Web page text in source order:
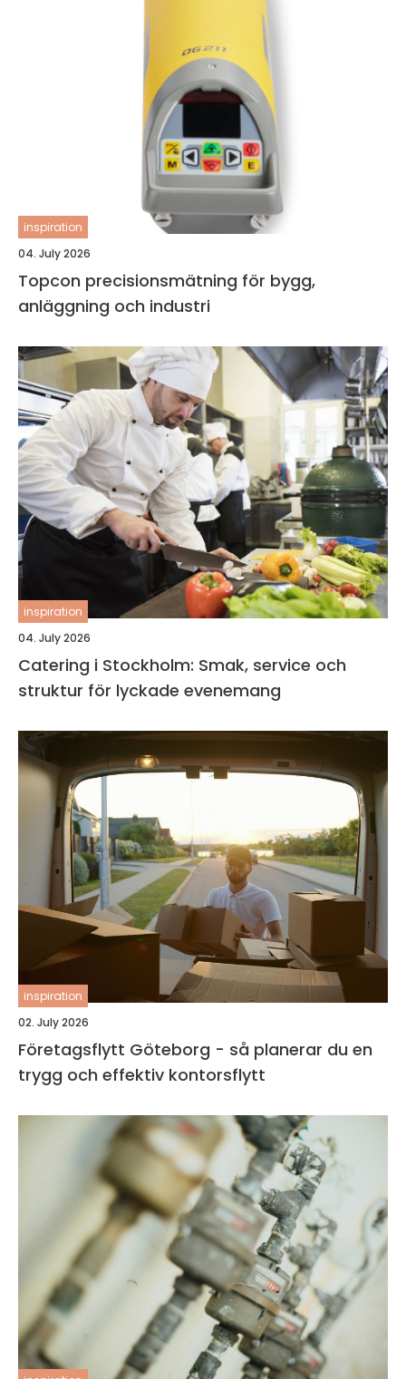
inspiration
04. July 2026
Topcon precisionsmätning för bygg,
anläggning och industri
inspiration
04. July 2026
Catering i Stockholm: Smak, service och
struktur för lyckade evenemang
inspiration
02. July 2026
Företagsflytt Göteborg - så planerar du en
trygg och effektiv kontorsflytt